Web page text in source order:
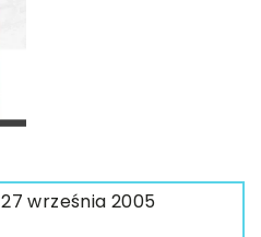
27 września 2005